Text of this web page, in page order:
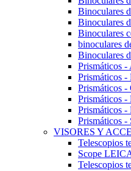
Binoculares
Binoculares
Binoculares
binoculares
Binoculares
Prismáticos -
Prismáticos -
Prismáticos
Prismáticos
Prismáticos
Prismáticos
VISORES Y
Telescopios
Scope
Telescopios